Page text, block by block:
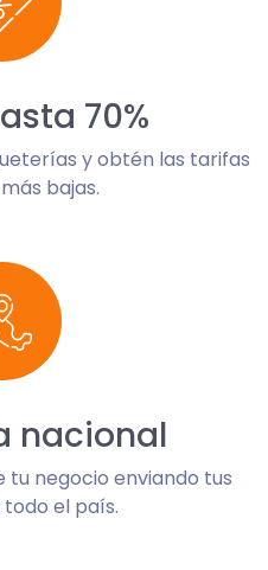
70%
y obtén las tarifas
bajas.
nacional
tu negocio enviando tus
el país.